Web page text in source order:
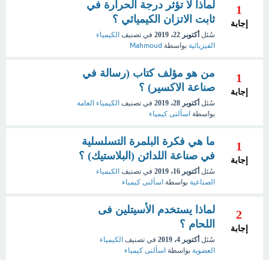
1
إجابة
لماذا لا تؤثر درجة الحرارة في
ثابت الاتزان الكيميائي ؟
سُئل أكتوبر 22، 2019 في تصنيف الكيمياء
الفيزيائية بواسطة Mahmoud
1
إجابة
من هو مؤلف كتاب (رسالة في
صناعة الاكسير) ؟
سُئل أكتوبر 28، 2019 في تصنيف الكيمياء العامة
بواسطة اسألنى كيمياء
1
إجابة
ما هي فكرة البلمرة التسلسلية
في صناعة اللدائن (البلاستيك) ؟
سُئل أكتوبر 16، 2019 في تصنيف الكيمياء
الصناعية بواسطة اسألنى كيمياء
2
إجابة
لماذا يستخدم الأسيتلين فى
اللحام ؟
سُئل أكتوبر 4، 2019 في تصنيف الكيمياء
العضوية بواسطة اسألنى كيمياء